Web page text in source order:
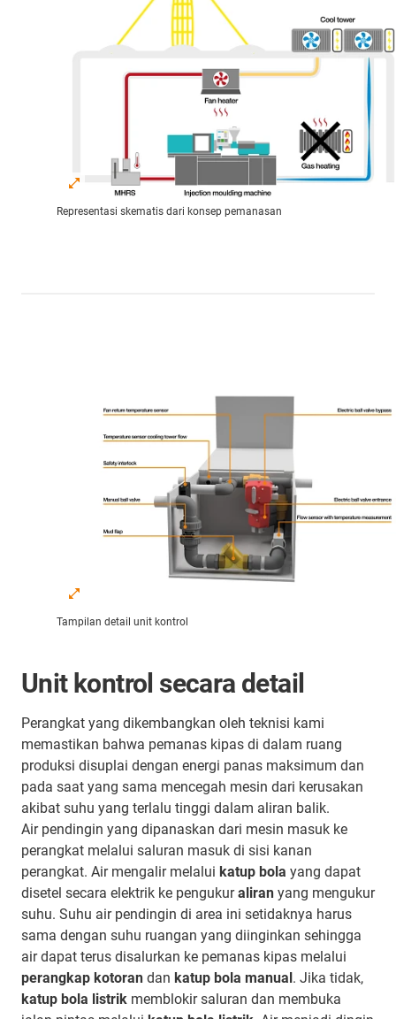
Representasi skematis dari konsep pemanasan
Tampilan detail unit kontrol
Unit kontrol secara detail
Perangkat yang dikembangkan oleh teknisi kami
memastikan bahwa pemanas kipas di dalam ruang
produksi disuplai dengan energi panas maksimum dan
pada saat yang sama mencegah mesin dari kerusakan
akibat suhu yang terlalu tinggi dalam aliran balik.
Air pendingin yang dipanaskan dari mesin masuk ke
perangkat melalui saluran masuk di sisi kanan
perangkat. Air mengalir melalui katup bola yang dapat
disetel secara elektrik ke pengukuraliran yang mengukur
suhu. Suhu air pendingin di area ini setidaknya harus
sama dengan suhu ruangan yang diinginkan sehingga
air dapat terus disalurkan ke pemanas kipas melalui
perangkap kotoran dan katup bola manual . Jika tidak,
katup bola listrik memblokir saluran dan membuka